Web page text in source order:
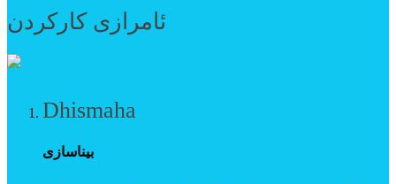
ئامرازی کارکردن
Dhismaha
بیناسازی